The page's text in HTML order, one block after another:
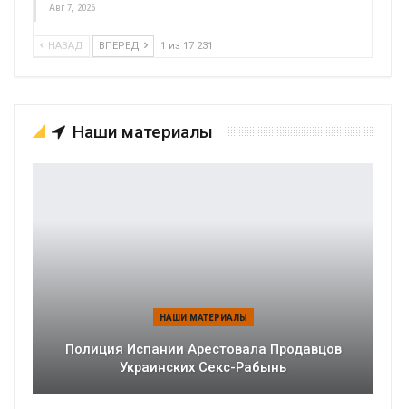
Авг 7, 2026
НАЗАД ВПЕРЕД 1 из 17 231
Наши материалы
НАШИ МАТЕРИАЛЫ
Полиция Испании Арестовала Продавцов
Украинских Секс-Рабынь